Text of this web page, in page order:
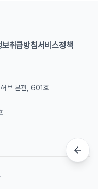
취급방침서비스정책
브 본관, 601호